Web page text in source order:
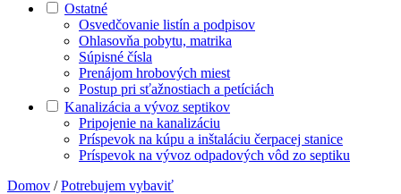
Ostatné
Osvedčovanie listín a podpisov
Ohlasovňa pobytu, matrika
Súpisné čísla
Prenájom hrobových miest
Postup pri sťažnostiach a petíciách
Kanalizácia a vývoz septikov
Pripojenie na kanalizáciu
Príspevok na kúpu a inštaláciu čerpacej stanice
Príspevok na vývoz odpadových vôd zo septiku
Domov / Potrebujem vybaviť